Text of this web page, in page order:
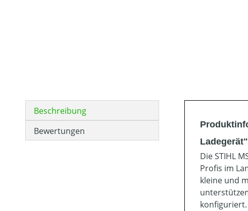
Beschreibung
Bewertungen
Ladegerät"
Die STIHL
Profis im
kleine und
konfiguriert.